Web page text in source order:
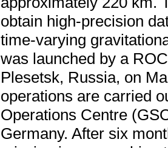
obtain high-precision
time-varying
was launched by a
Plesetsk, Russia, on
operations are carried
Operations Centre
Germany. After six